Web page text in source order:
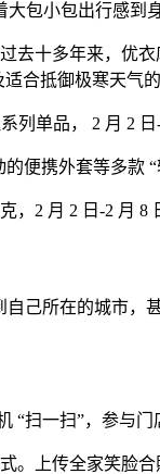
包小包出行感到
去十多年来，优
合抵御极寒天气的
系列单品， 2 月 2
携外套等多款
，2 月 2 日-2 月 8
己所在的城市
“扫一扫”，参与门
上传全家笑脸